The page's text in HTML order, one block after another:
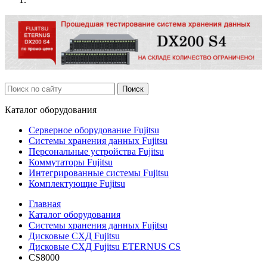
Каталог оборудования
Серверное оборудование Fujitsu
Системы хранения данных Fujitsu
Персональные устройства Fujitsu
Коммутаторы Fujitsu
Интегрированные системы Fujitsu
Комплектующие Fujitsu
Главная
Каталог оборудования
Системы хранения данных Fujitsu
Дисковые СХД Fujitsu
Дисковые СХД Fujitsu ETERNUS CS
CS8000